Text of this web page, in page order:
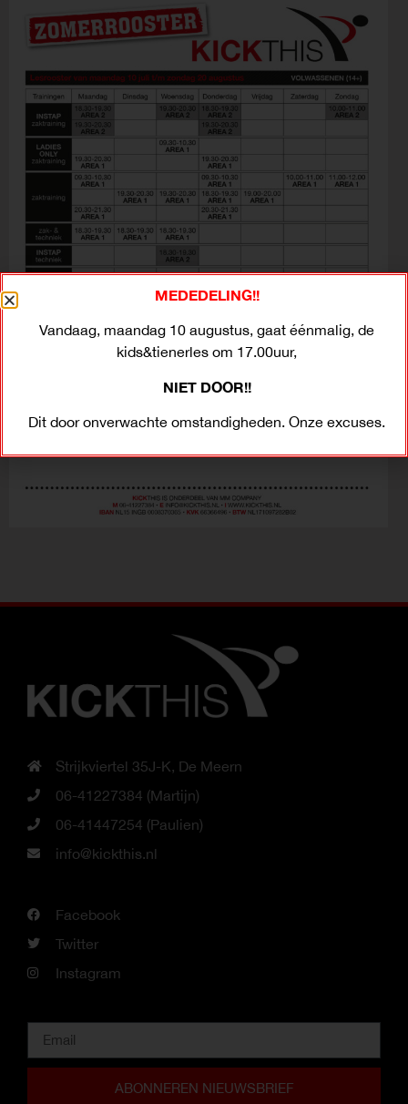
Strijkviertel 35J-K, De Meern
06-41227384 (Martijn)
06-41447254 (Paulien)
info@kickthis.nl
Facebook
Twitter
Instagram
ABONNEREN NIEUWSBRIEF
MEDEDELING!!
Vandaag, maandag 10 augustus, gaat éénmalig, de
kids&tienerles om 17.00uur,
NIET DOOR!!
Dit door onverwachte omstandigheden. Onze excuses.